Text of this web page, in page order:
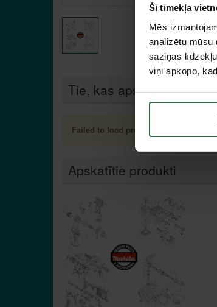
Šī tīmekļa
Mēs
analizētu mūsu
saziņas
viņi apkopo,
Tie, kas apskatīja šo
Failed to load product list.
Apskatītie produkti